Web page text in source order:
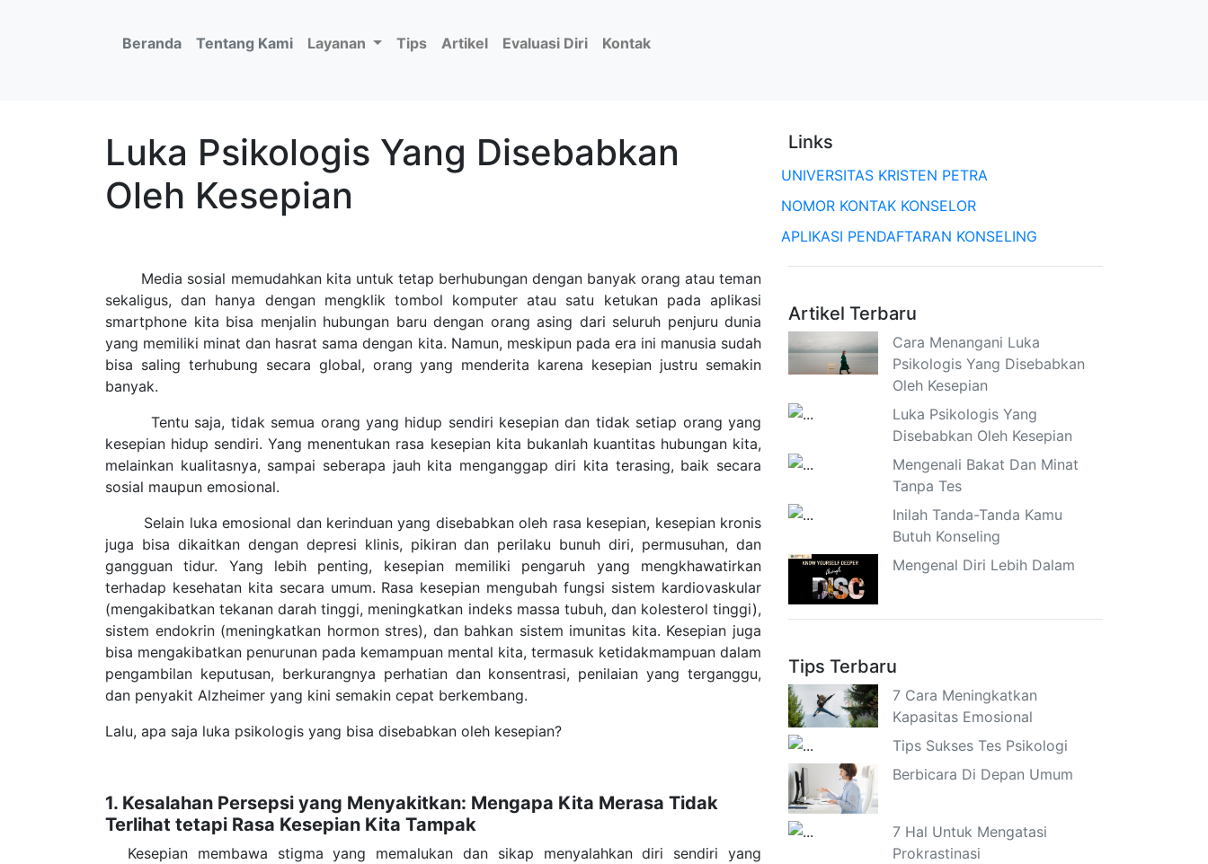
Beranda(current)
Tentang Kami Layanan Tips Artikel Evaluasi Diri Kontak
Luka Psikologis Yang Disebabkan
Oleh Kesepian
Media sosial memudahkan kita untuk tetap berhubungan dengan banyak orang atau teman
sekaligus, dan hanya dengan mengklik tombol komputer atau satu ketukan pada aplikasi
smartphone kita bisa menjalin hubungan baru dengan orang asing dari seluruh penjuru dunia
yang memiliki minat dan hasrat sama dengan kita. Namun, meskipun pada era ini manusia sudah
bisa saling terhubung secara global, orang yang menderita karena kesepian justru semakin
banyak.
Tentu saja, tidak semua orang yang hidup sendiri kesepian dan tidak setiap orang yang
kesepian hidup sendiri. Yang menentukan rasa kesepian kita bukanlah kuantitas hubungan kita,
melainkan kualitasnya, sampai seberapa jauh kita menganggap diri kita terasing, baik secara
sosial maupun emosional.
Selain luka emosional dan kerinduan yang disebabkan oleh rasa kesepian, kesepian kronis
juga bisa dikaitkan dengan depresi klinis, pikiran dan perilaku bunuh diri, permusuhan, dan
gangguan tidur. Yang lebih penting, kesepian memiliki pengaruh yang mengkhawatirkan
terhadap kesehatan kita secara umum. Rasa kesepian mengubah fungsi sistem kardiovaskular
(mengakibatkan tekanan darah tinggi, meningkatkan indeks massa tubuh, dan kolesterol tinggi),
sistem endokrin (meningkatkan hormon stres), dan bahkan sistem imunitas kita. Kesepian juga
bisa mengakibatkan penurunan pada kemampuan mental kita, termasuk ketidakmampuan dalam
pengambilan keputusan, berkurangnya perhatian dan konsentrasi, penilaian yang terganggu,
dan penyakit Alzheimer yang kini semakin cepat berkembang.
Lalu, apa saja luka psikologis yang bisa disebabkan oleh kesepian?
1. Kesalahan Persepsi yang Menyakitkan: Mengapa Kita Merasa Tidak
Terlihat tetapi Rasa Kesepian Kita Tampak
Kesepian membawa stigma yang memalukan dan sikap menyalahkan diri sendiri yang
Links
UNIVERSITAS KRISTEN PETRA
NOMOR KONTAK KONSELOR
APLIKASI PENDAFTARAN KONSELING
Artikel Terbaru
Cara Menangani Luka
Psikologis Yang Disebabkan
Oleh Kesepian
Luka Psikologis Yang
Disebabkan Oleh Kesepian
Mengenali Bakat Dan Minat
Tanpa Tes
Inilah Tanda-Tanda Kamu
Butuh Konseling
Mengenal Diri Lebih Dalam
Tips Terbaru
7 Cara Meningkatkan
Kapasitas Emosional
Tips Sukses Tes Psikologi
Berbicara Di Depan Umum
7 Hal Untuk Mengatasi
Prokrastinasi